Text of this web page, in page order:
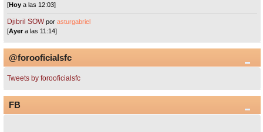
[Hoy a las 12:03]
Djibril SOW porasturgabriel
[Ayera las 11:14]
@forooficialsfc
Tweets by forooficialsfc
FB